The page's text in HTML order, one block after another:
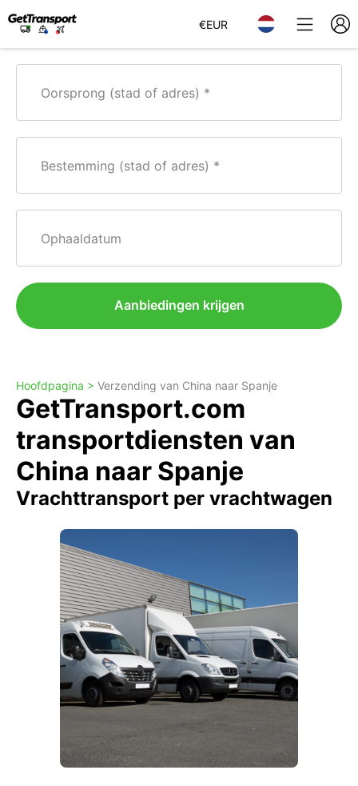
€EUR
Oorsprong (stad of adres)
Bestemming (stad of adres)
Ophaaldatum
Aanbiedingen krijgen
Hoofdpagina > Verzending van China naar Spanje
GetTransport.com
transportdiensten van
China naar Spanje
Vrachttransport per vrachtwagen